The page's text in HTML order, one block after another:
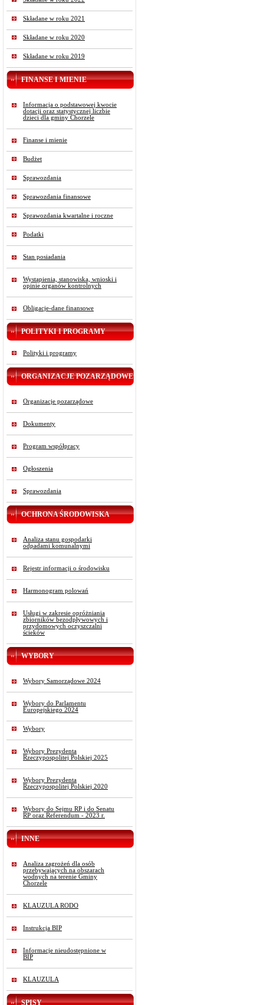
Składane w roku 2021
Składane w roku 2020
Składane w roku 2019
FINANSE I MIENIE
Informacja o podstawowej kwocie
dotacji oraz statystycznej liczbie
dzieci dla gminy Chorzele
Finanse i mienie
Budżet
Sprawozdania
Sprawozdania finansowe
Sprawozdania kwartalne i roczne
Podatki
Stan posiadania
Wystąpienia, stanowiska, wnioski i
opinie organów kontrolnych
Obligacje-dane finansowe
POLITYKI I PROGRAMY
Polityki i programy
ORGANIZACJE POZARZĄDOWE
Organizacje pozarządowe
Dokumenty
Program współpracy
Ogłoszenia
Sprawozdania
OCHRONA ŚRODOWISKA
Analiza stanu gospodarki
odpadami komunalnymi
Rejestr informacji o środowisku
Harmonogram polowań
Usługi w zakresie opróżniania
zbiorników bezodpływowych i
przydomowych oczyszczalni
ścieków
WYBORY
Wybory Samorządowe 2024
Wybory do Parlamentu
Europejskiego 2024
Wybory
Wybory Prezydenta
Rzeczypospolitej Polskiej 2025
Wybory Prezydenta
Rzeczypospolitej Polskiej 2020
Wybory do Sejmu RP i do Senatu
RP oraz Referendum - 2023 r.
INNE
Analiza zagrożeń dla osób
przebywających na obszarach
wodnych na terenie Gminy
Chorzele
KLAUZULA RODO
Instrukcja BIP
Informacje nieudostępnione w
BIP
KLAUZULA
SPISY